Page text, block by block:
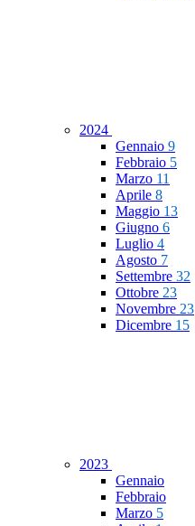
2024
Gennaio 9
Febbraio 5
Marzo 11
Aprile 8
Maggio 13
Giugno 6
Luglio 4
Agosto 7
Settembre 32
Ottobre 23
Novembre 23
Dicembre 15
2023
Gennaio
Febbraio
Marzo 5